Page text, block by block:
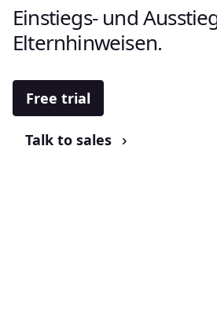
Einstiegs- und
Elternhinweisen.
Free trial
Talk to sales